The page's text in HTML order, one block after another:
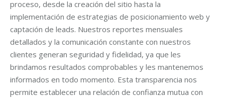
proceso, desde la creación del sitio hasta la
implementación de estrategias de posicionamiento web y
captación de leads. Nuestros reportes mensuales
detallados y la comunicación constante con nuestros
clientes generan seguridad y fidelidad, ya que les
brindamos resultados comprobables y les mantenemos
informados en todo momento. Esta transparencia nos
permite establecer una relación de confianza mutua con